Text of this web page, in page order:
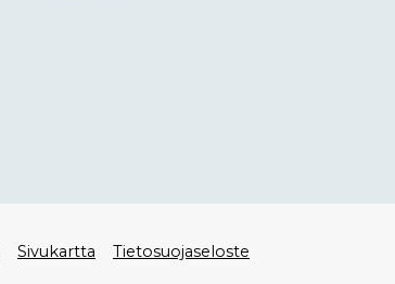
Sivukartta Tietosuojaseloste